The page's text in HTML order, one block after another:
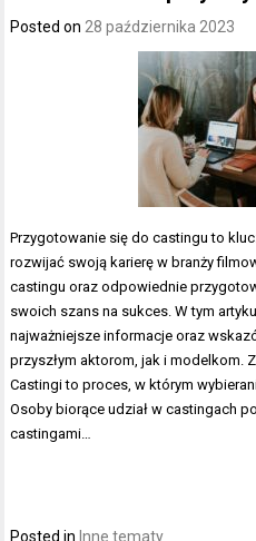
Posted on 28 października 2023
Przygotowanie się do castingu to
rozwijać swoją karierę w branży
castingu oraz odpowiednie
swoich szans na sukces. W tym
najważniejsze informacje oraz
przyszłym aktorom, jak i modelkom.
Castingi to proces, w którym
Osoby biorące udział w castingach
castingami…
Posted in Inne tematy